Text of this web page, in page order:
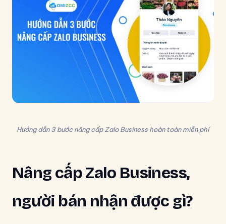
Hướng dẫn 3 bước nâng cấp Zalo Business hoàn toàn miễn phí
Nâng cấp Zalo Business,
người bán nhận được gì?